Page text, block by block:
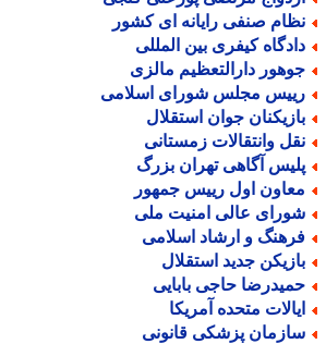
صنفی رایانه ای کشور
کیفری بین المللی
دارالتعظیم مالزی
مجلس شورای اسلامی
جوان استقلال
وانتقالات زمستانی
آگاهی تهران بزرگ
اول رییس جمهور
عالی امنیت ملی
و ارشاد اسلامی
جدید استقلال
حاجی بابایی
متحده آمریکا
پزشکی قانونی